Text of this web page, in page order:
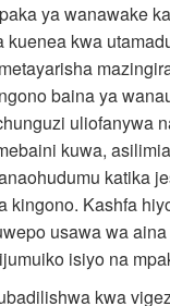
ya wanawake
kuenea kwa
baina ya
uliofanywa
kuwa,
katika
kingono. Kashfa
usawa wa
isiyo na
kwa